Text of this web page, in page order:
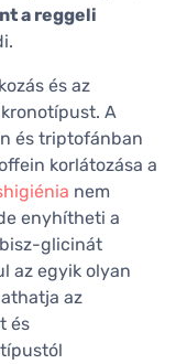
a reggeli
és az
A
és triptofánban
korlátozása a
nem
enyhítheti a
glicinát
az egyik olyan
az
és